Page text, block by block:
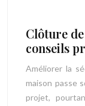
Clôture
conseils
Améliorer la
maison passe
projet,